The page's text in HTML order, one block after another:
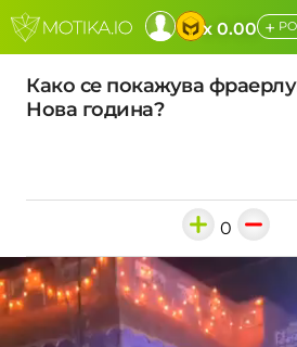
x 0.00 +
Како се покажува
Нова година?
0